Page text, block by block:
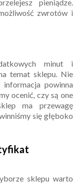
pieniądze.
zwrotów i
minut i
temat sklepu. Nie
powinna
ocenić, czy są one
ma przewagę
się głęboko
sklepu warto